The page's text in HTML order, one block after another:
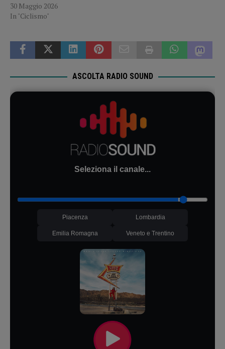
30 Maggio 2026
In "Ciclismo"
ASCOLTA RADIO SOUND
Seleziona il canale...
Piacenza Lombardia
Emilia Romagna Veneto e Trentino